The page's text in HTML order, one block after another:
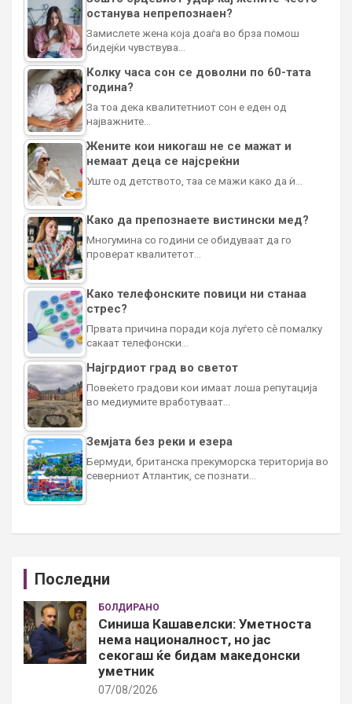
останува непрепознаен?
Замислете жена која доаѓа во брза помош
бидејќи чувствува…
Колку часа сон се доволни по 60-тата
година?
За тоа дека квалитетниот сон е еден од
најважните…
Жените кои никогаш не се мажат и
немаат деца се најсреќни
Уште од детството, таа се мажи како да ѝ…
Како да препознаете вистински мед?
Многумина со години се обидуваат да го
проверат квалитетот…
Како телефонските повици ни станаа
стрес?
Првата причина поради која луѓето сè помалку
сакаат телефонски…
Најгрдиот град во светот
Повеќето градови кои имаат лоша репутација
во медиумите вработуваат…
Земјата без реки и езера
Бермуди, британска прекуморска територија во
северниот Атлантик, се познати…
Последни
БОЛДИРАНО
Синиша Кашавелски: Уметноста
нема националност, но јас
секогаш ќе бидам македонски
уметник
07/08/2026